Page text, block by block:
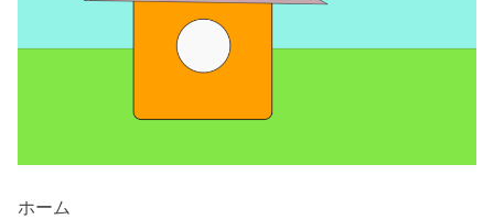
ホーム